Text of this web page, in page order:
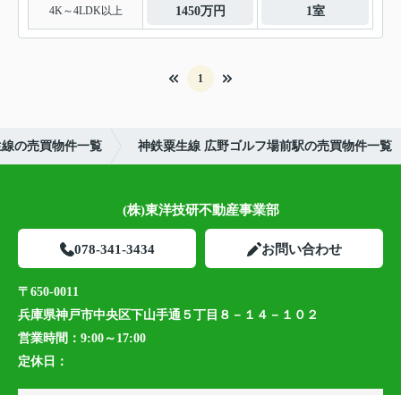
4K～4LDK以上 1450万円 1室
1
の売買物件一覧 神鉄粟生線 広野ゴルフ場前駅の売買物件一覧
(株)東洋技研不動産事業部
078-341-3434 お問い合わせ
〒650-0011
兵庫県神戸市中央区下山手通５丁目８－１４－１０２
営業時間： 9:00～17:00
定休日：